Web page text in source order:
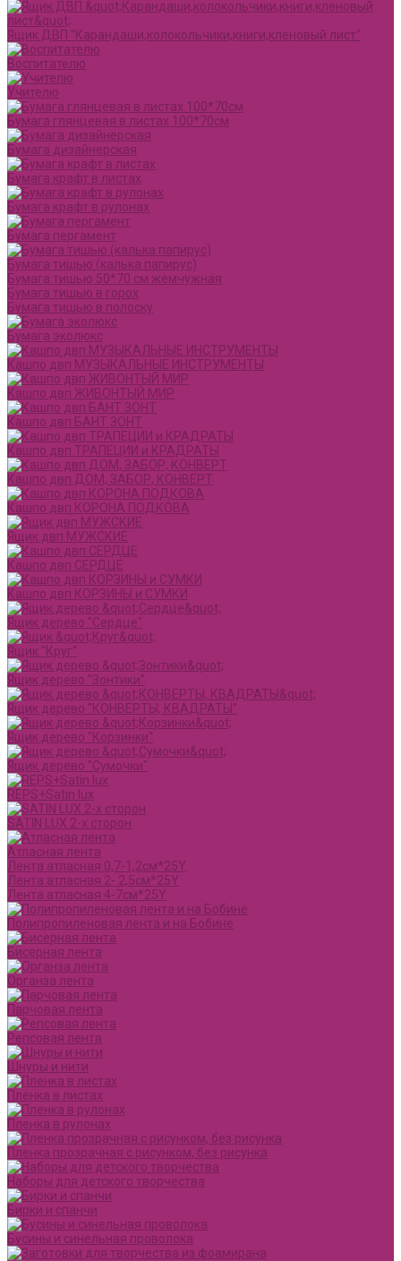
Ящик ДВП "Карандаши,колокольчики,книги,кленовый лист"
Воспитателю
Учителю
Бумага глянцевая в листах 100*70см
Бумага дизайнерская
Бумага крафт в листах
Бумага крафт в рулонах
Бумага пергамент
Бумага тишью (калька папирус)
Бумага тишью 50*70 см жемчужная
Бумага тишью в горох
Бумага тишью в полоску
Бумага эколюкс
Кашпо двп МУЗЫКАЛЬНЫЕ ИНСТРУМЕНТЫ
Кашпо двп ЖИВОНТЫЙ МИР
Кашпо двп БАНТ ЗОНТ
Кашпо двп ТРАПЕЦИИ и КРАДРАТЫ
Кашпо двп ДОМ, ЗАБОР, КОНВЕРТ
Кашпо двп КОРОНА ПОДКОВА
Ящик двп МУЖСКИЕ
Кашпо двп СЕРДЦЕ
Кашпо двп КОРЗИНЫ и СУМКИ
Ящик дерево "Сердце"
Ящик "Круг"
Ящик дерево "Зонтики"
Ящик дерево "КОНВЕРТЫ, КВАДРАТЫ"
Ящик дерево "Корзинки"
Ящик дерево "Сумочки"
REPS+Satin lux
SATIN LUX 2-х сторон
Атласная лента
Лента атласная 0,7-1,2см*25Y
Лента атласная 2- 2,5см*25Y
Лента атласная 4-7см*25Y
Полипропиленовая лента и на Бобине
Бисерная лента
Органза лента
Парчовая лента
Репсовая лента
Шнуры и нити
Пленка в листах
Пленка в рулонах
Пленка прозрачная с рисунком, без рисунка
Наборы для детского творчества
Бирки и спанчи
Бусины и синельная проволока